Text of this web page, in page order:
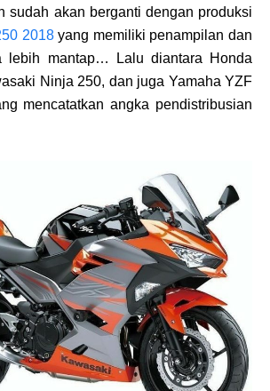
sudah akan berganti dengan produksi
2018yang memiliki penampilan dan
lebih mantap… Lalu diantara Honda
Ninja 250, dan juga Yamaha YZF
mencatatkan angka pendistribusian